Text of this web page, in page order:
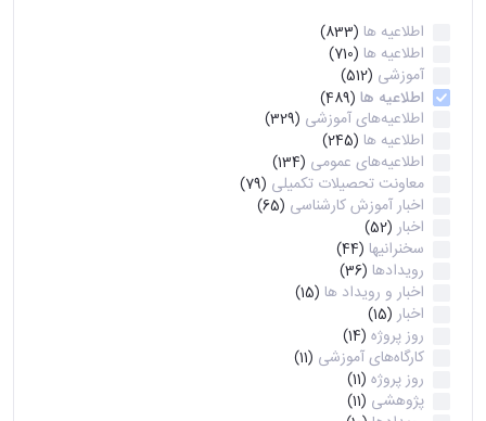
اطلاعیه ها (833)
اطلاعیه ها (710)
آموزشی (512)
اطلاعیه ها (489)
اطلاعیه‌های‌ آموزشی (329)
اطلاعیه ها (245)
اطلاعیه‌های عمومی (134)
معاونت تحصیلات تکمیلی (79)
اخبار آموزش کارشناسی (65)
اخبار (52)
سخنرانیها (44)
رویدادها (36)
اخبار و رویداد ها (15)
اخبار (15)
روز پروژه (14)
کارگاه‌های آموزشی (11)
روز پروژه (11)
پژوهشی (11)